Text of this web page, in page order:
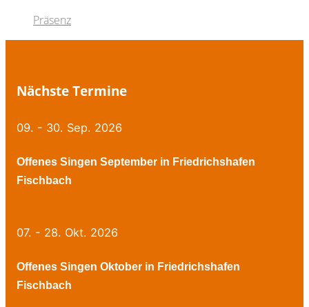
Präsenz
Nächste Termine
09. - 30. Sep. 2026
Offenes Singen September in Friedrichshafen
Fischbach
07. - 28. Okt. 2026
Offenes Singen Oktober in Friedrichshafen
Fischbach